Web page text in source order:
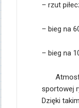
– rzut
– bieg na
– bieg na
sportowej
Dzięki